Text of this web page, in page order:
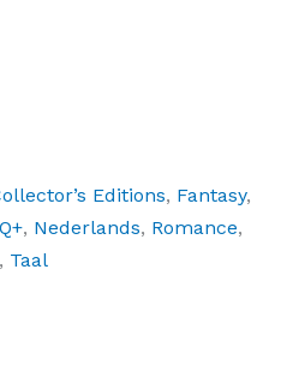
Editions, Fantasy,
, Nederlands, Romance,
, Taal